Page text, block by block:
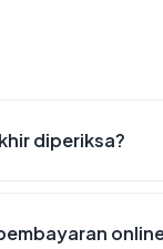
diperiksa?